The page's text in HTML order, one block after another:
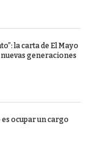
la carta de El Mayo
nuevas generaciones
ocupar un cargo